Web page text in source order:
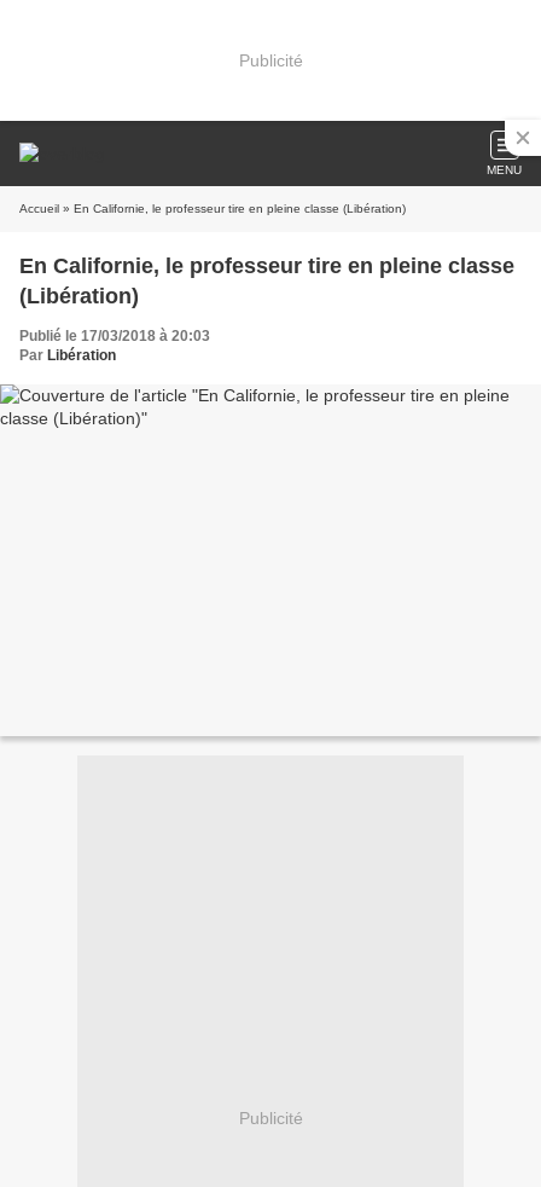
Publicité
MENU
Accueil » En Californie, le professeur tire en pleine classe (Libération)
En Californie, le professeur tire en pleine classe
(Libération)
Publié le 17/03/2018 à 20:03
Par Libération
Publicité